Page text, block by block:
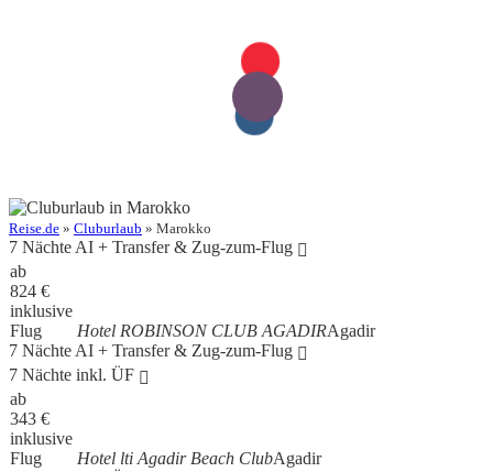
Reise.de » Cluburlaub » Marokko
7 Nächte AI + Transfer & Zug-zum-Flug
ab
824 €
inklusive
Flug
Hotel ROBINSON CLUB AGADIRAgadir
7 Nächte AI + Transfer & Zug-zum-Flug
7 Nächte inkl. ÜF
ab
343 €
inklusive
Flug
Hotel lti Agadir Beach ClubAgadir